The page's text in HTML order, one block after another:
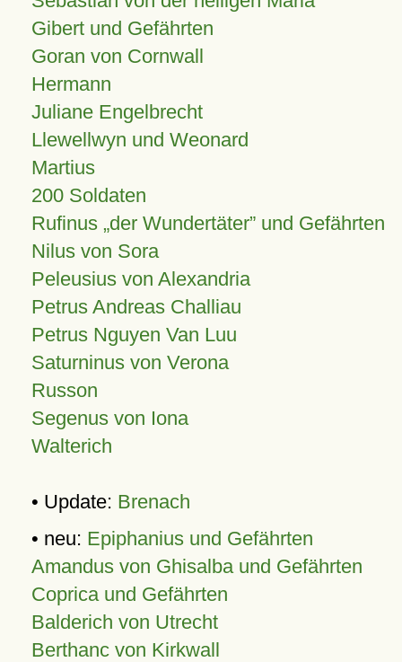
Gibert und Gefährten
Goran von Cornwall
Hermann
Juliane Engelbrecht
Llewellwyn und Weonard
Martius
200 Soldaten
Rufinus „der Wundertäter” und Gefährten
Nilus von Sora
Peleusius von Alexandria
Petrus Andreas Challiau
Petrus Nguyen Van Luu
Saturninus von Verona
Russon
Segenus von Iona
Walterich
• Update: Brenach
• neu: Epiphanius und Gefährten
Amandus von Ghisalba und Gefährten
Coprica und Gefährten
Balderich von Utrecht
Berthanc von Kirkwall